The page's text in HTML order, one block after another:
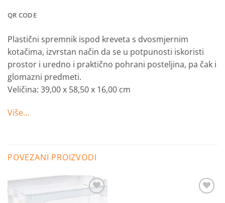
QR CODE
Plastični spremnik ispod kreveta s dvosmjernim
kotačima, izvrstan način da se u potpunosti iskoristi
prostor i uredno i praktično pohrani posteljina, pa čak i
glomazni predmeti.
Veličina: 39,00 x 58,50 x 16,00 cm
Više…
POVEZANI PROIZVODI